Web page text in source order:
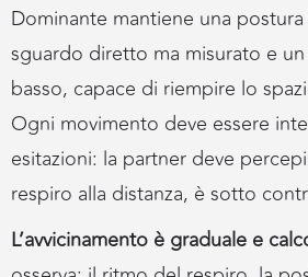
Dominante mantiene una
sguardo diretto ma misurato e
basso, capace di riempire lo
Ogni movimento deve essere
esitazioni: la partner deve
respiro alla distanza, è sotto
L’avvicinamento è graduale e